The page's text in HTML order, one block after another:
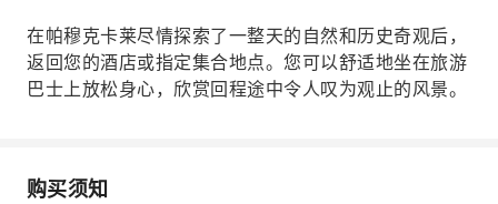
在帕穆克卡莱尽情探索了一整天的自然和历史奇观后，
返回您的酒店或指定集合地点。您可以舒适地坐在旅游
巴士上放松身心，欣赏回程途中令人叹为观止的风景。
购买须知